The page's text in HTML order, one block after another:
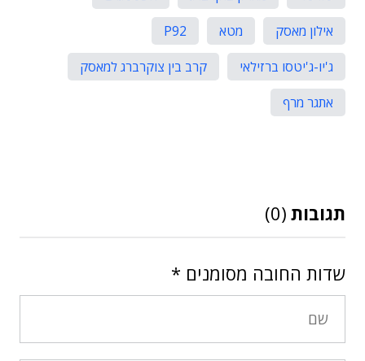
אילון מאסק
מטא
P92
ג'יו-ג'יטסו ברזילאי
קרב בין צוקרברג למאסק
אתגר מרף
תגובות (0)
שדות החובה מסומנים *